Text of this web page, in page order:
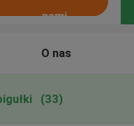
nami
O nas
(33)